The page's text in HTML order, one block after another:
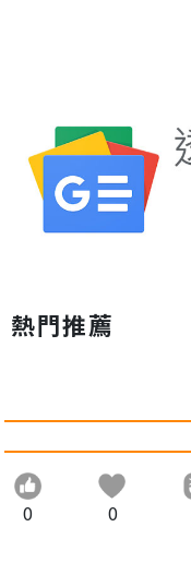
熱門推薦
0 0